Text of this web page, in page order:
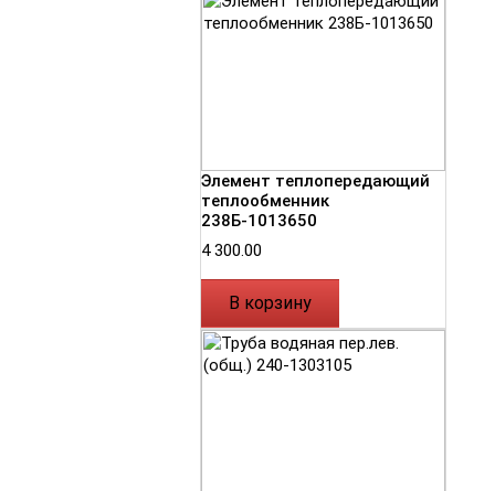
Элемент теплопередающий
теплообменник
238Б-1013650
4 300.00
В корзину